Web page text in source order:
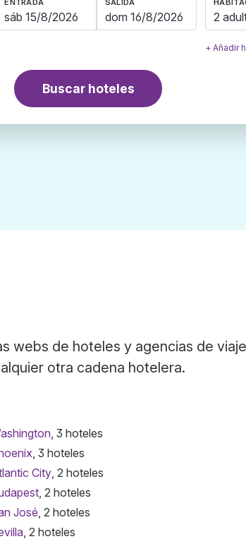
ENTRADA SALIDA
2
+ Añadir
Buscar hoteles
webs de hoteles y agencias de
otra cadena hotelera.
, 3 hoteles
, 3 hoteles
City, 2 hoteles
, 2 hoteles
José, 2 hoteles
, 2 hoteles